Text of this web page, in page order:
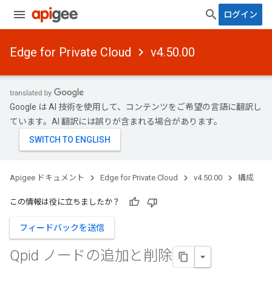
ログイン
Edge for Private Cloud v4.50.00
Google は AI 技術を使用して、コンテンツをご希望の言語に翻訳し
ています。AI 翻訳には誤りが含まれる場合があります。
Apigee ドキュメント Edge for Private Cloud v4.50.00 構成
この情報は役に立ちましたか？
フィードバックを送信
Qpid ノードの追加と削除